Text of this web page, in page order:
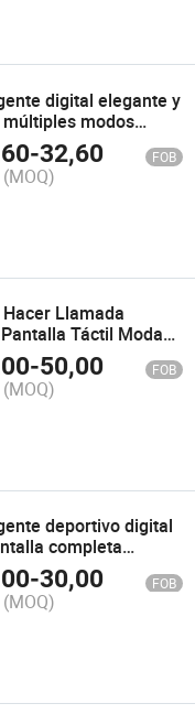
digital elegante y
modos
hombres y
-32,60 FOB
(MOQ)
Llamada
Táctil Moda
Inteligente
-50,00 FOB
(MOQ)
deportivo digital
completa
teléfonos Android
-30,00 FOB
(MOQ)